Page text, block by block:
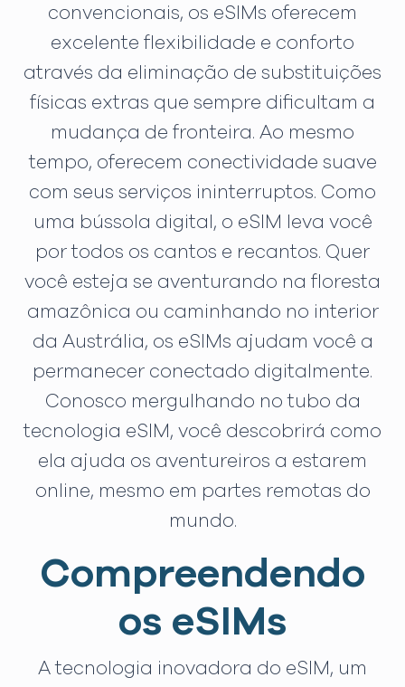
convencionais, os eSIMs oferecem
excelente flexibilidade e conforto
através da eliminação de substituições
físicas extras que sempre dificultam a
mudança de fronteira. Ao mesmo
tempo, oferecem conectividade suave
com seus serviços ininterruptos. Como
uma bússola digital, o eSIM leva você
por todos os cantos e recantos. Quer
você esteja se aventurando na floresta
amazônica ou caminhando no interior
da Austrália, os eSIMs ajudam você a
permanecer conectado digitalmente.
Conosco mergulhando no tubo da
tecnologia eSIM, você descobrirá como
ela ajuda os aventureiros a estarem
online, mesmo em partes remotas do
mundo.
Compreendendo
os eSIMs
A tecnologia inovadora do eSIM, um